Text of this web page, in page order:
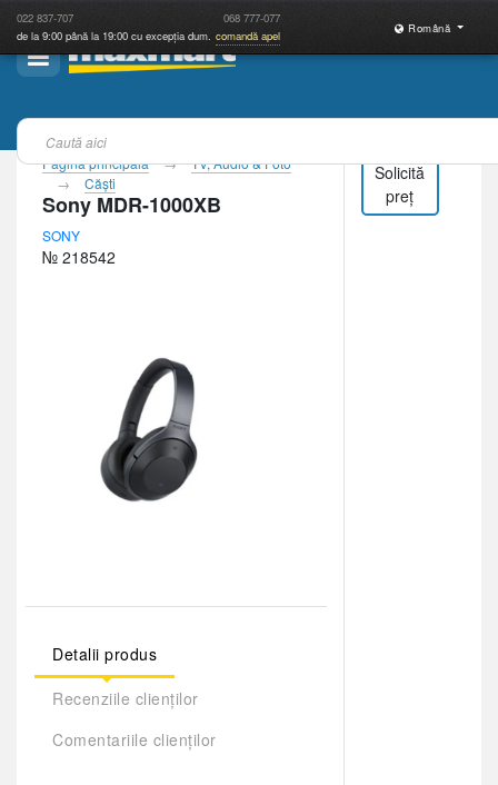
022 837-707 068 777-077
de la 9:00 până la 19:00 cu excepția dum. comandă apel
Română
Pagina principală
TV, Audio & Foto
Căşti
Sony MDR-1000XB
SONY
№ 218542
Detalii produs
Recenziile clienților
Comentariile clienților
Solicită
preț